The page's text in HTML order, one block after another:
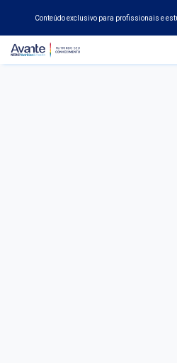
Conteúdo exclusivo para profissionais e